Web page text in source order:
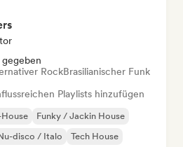
RockBrasilianischer Funk
Playlists hinzufügen
Funky / Jackin House
disco / Italo Tech House